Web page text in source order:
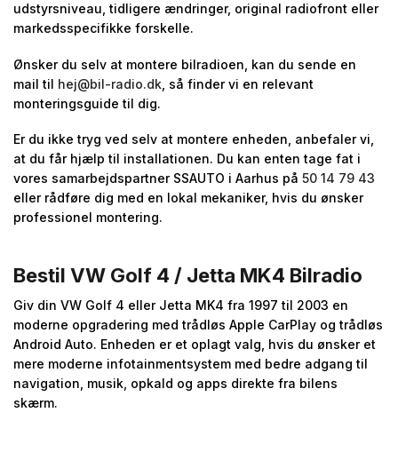
udstyrsniveau, tidligere ændringer, original radiofront eller
markedsspecifikke forskelle.
Ønsker du selv at montere bilradioen, kan du sende en
mail til hej@bil-radio.dk , så finder vi en relevant
monteringsguide til dig.
Er du ikke tryg ved selv at montere enheden, anbefaler vi,
at du får hjælp til installationen. Du kan enten tage fat i
vores samarbejdspartner SSAUTO i Aarhus på 50 14 79 43
eller rådføre dig med en lokal mekaniker, hvis du ønsker
professionel montering.
Bestil VW Golf 4 / Jetta MK4 Bilradio
Giv din VW Golf 4 eller Jetta MK4 fra 1997 til 2003 en
moderne opgradering med trådløs Apple CarPlay og trådløs
Android Auto. Enheden er et oplagt valg, hvis du ønsker et
mere moderne infotainmentsystem med bedre adgang til
navigation, musik, opkald og apps direkte fra bilens
skærm.